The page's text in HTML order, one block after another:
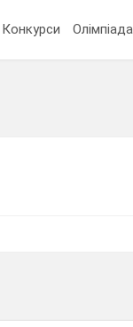
Конкурси Олімпіада